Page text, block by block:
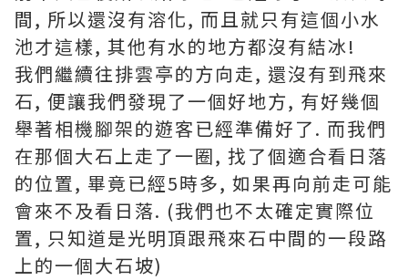
間, 所以還沒有溶化, 而且就只有這個小水
池才這樣, 其他有水的地方都沒有結冰!
我們繼續往排雲亭的方向走, 還沒有到飛來
石, 便讓我們發現了一個好地方, 有好幾個
舉著相機腳架的遊客已經準備好了. 而我們
在那個大石上走了一圈, 找了個適合看日落
的位置, 畢竟已經5時多, 如果再向前走可能
會來不及看日落. (我們也不太確定實際位
置, 只知道是光明頂跟飛來石中間的一段路
上的一個大石坡)